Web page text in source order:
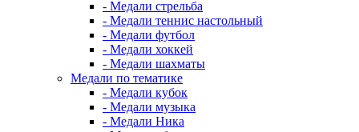
- Медали стрельба
- Медали теннис настольный
- Медали футбол
- Медали хоккей
- Медали шахматы
Медали по тематике
- Медали кубок
- Медали музыка
- Медали Ника